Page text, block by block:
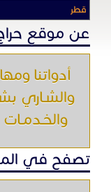
الرئيسية
شروط